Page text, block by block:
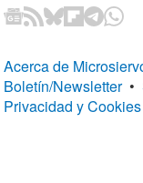
Acerca de
Boletín/Newsletter •
Privacidad y Cookies